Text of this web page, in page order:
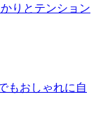
りとテンション
もおしゃれに自